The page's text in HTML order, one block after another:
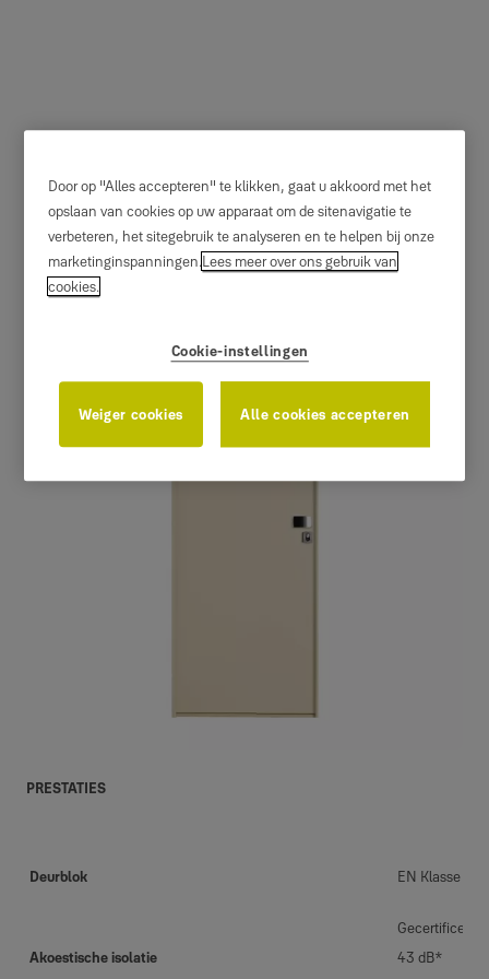
Foxeo PFB - Gepantserde
deuren Fichet
Fichet
PRESTATIES
Deurblok EN Klasse 3
Akoestische isolatie
43 dB*
Door op "Alles accepteren" te klikken, gaat u akkoord met het
opslaan van cookies op uw apparaat om de sitenavigatie te
verbeteren, het sitegebruik te analyseren en te helpen bij onze
marketinginspanningen.Lees meer over ons gebruik van
cookies.
Cookie-instellingen
Weiger cookies Alle cookies accepteren